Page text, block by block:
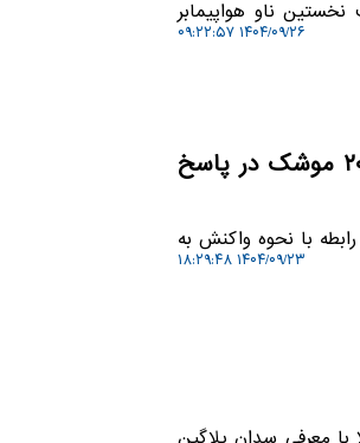
ناو هواپیمابر
۱۴۰۴/۰۹/۲۶ ۰۹:۲۲:۵۷
وحشت صهیونیست ها از توان موشکی جدید ایران هدف گذاری شلیک همزمان ۲۰۰۰ موشک در پاسخ
با نحوه واکنش به
۱۴۰۴/۰۹/۲۳ ۱۸:۲۹:۴۸